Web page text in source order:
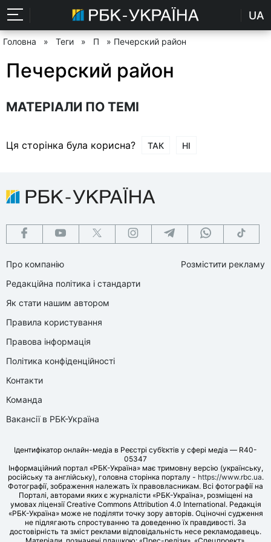
UA
Головна » Теги » П » Печерский район
Печерский район
МАТЕРІАЛИ ПО ТЕМІ
Ця сторінка була корисна? ТАК НІ
Про компанію
Редакційна політика і стандарти
Як стати нашим автором
Правила користування
Правова інформація
Політика конфіденційності
Контакти
Команда
Вакансії в РБК-Україна
Розмістити рекламу
Ідентифікатор онлайн-медіа в Реєстрі суб’єктів у сфері медіа — R40-
05347
Інформаційний портал «РБК-Україна» має тримовну версію (українську,
російську та англійську), головна сторінка порталу - https://www.rbc.ua.
Фотографії, зображення належать їх правовласникам. Всі фотографії на
Порталі, авторами яких є журналісти «РБК-Україна», розміщені на
умовах ліцензії Creative Commons Attribution 4.0 International. Редакція
«РБК-Україна» може не поділяти точку зору авторів. Оціночні судження
не підлягають спростуванню та доведенню їх правдивості. За
достовірність та зміст реклами відповідальність несе рекламодавець.